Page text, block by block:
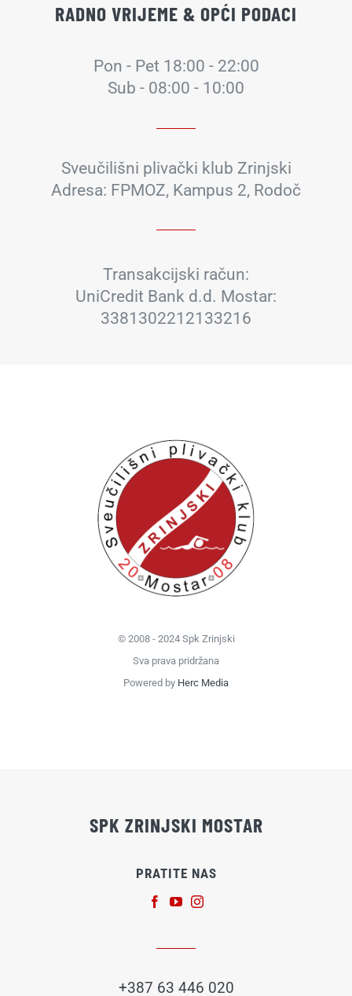
RADNO VRIJEME & OPĆI PODACI
Pon - Pet 18:00 - 22:00
Sub - 08:00 - 10:00
Sveučilišni plivački klub Zrinjski
Adresa: FPMOZ, Kampus 2, Rodoč
Transakcijski račun:
UniCredit Bank d.d. Mostar:
3381302212133216
© 2008 - 2024 Spk Zrinjski
Sva prava pridržana
Powered by Herc Media
SPK ZRINJSKI MOSTAR
PRATITE NAS
+387 63 446 020